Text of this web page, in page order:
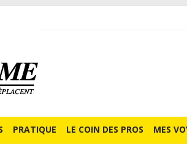
PRATIQUE LE COIN DES PROS MES